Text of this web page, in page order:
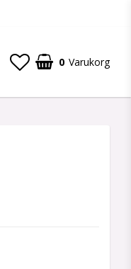
0 Varukorg